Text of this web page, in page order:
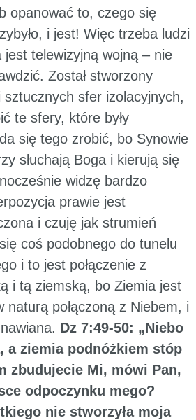
opanować to, czego się
i jest! Więc trzeba ludzi
telewizyjną wojną – nie
Został stworzony
sfer izolacyjnych,
te sfery, które były
się tego zrobić, bo Synowie
słuchają Boga i kierują się
widzę bardzo
prawie jest
i czuję jak strumień
coś podobnego do tunelu
i to jest połączenie z
i tą ziemską, bo Ziemia jest
naturą połączoną z Niebem, i
Dz 7:49-50: „Niebo
a ziemia podnóżkiem stóp
zbudujecie Mi, mówi Pan,
odpoczynku mego?
nie stworzyła moja